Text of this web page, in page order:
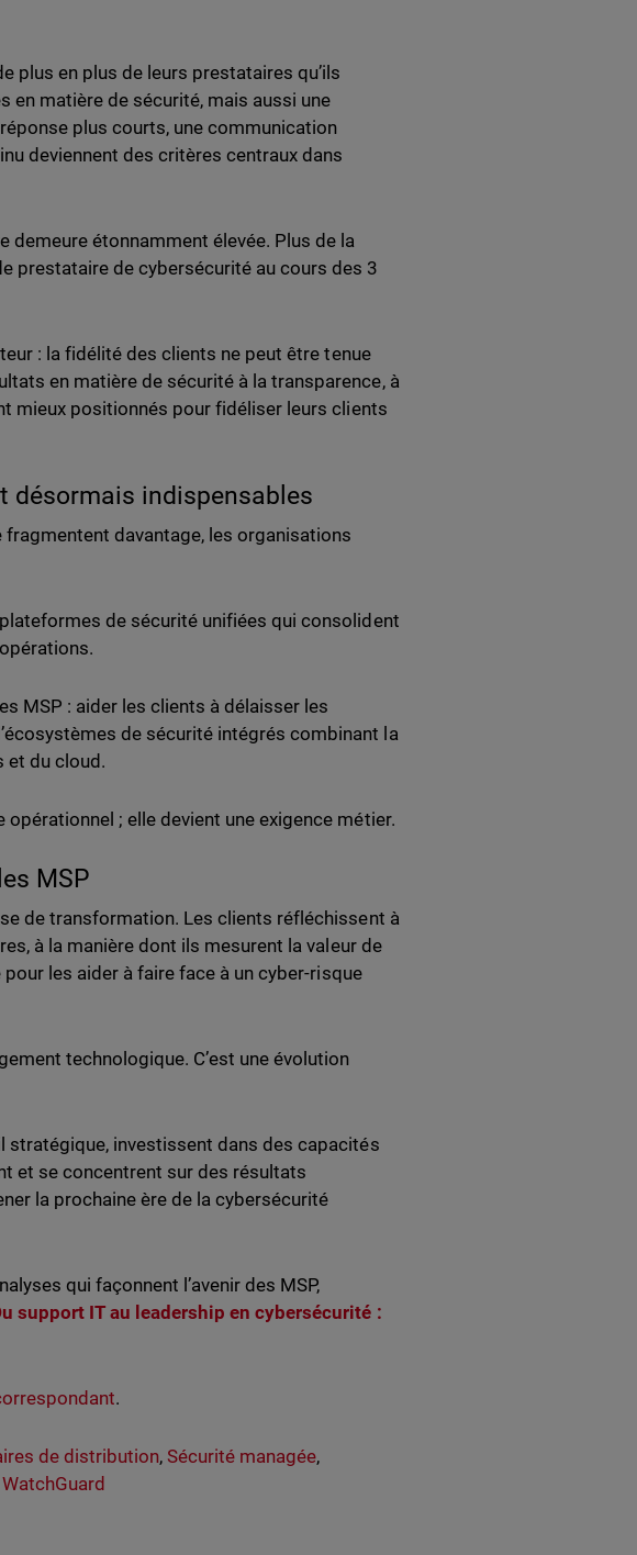
plus en plus de leurs prestataires qu’ils
matière de sécurité, mais aussi une
plus courts, une communication
deviennent des critères centraux dans
demeure étonnamment élevée. Plus de la
prestataire de cybersécurité au cours des 3
: la fidélité des clients ne peut être tenue
en matière de sécurité à la transparence, à
mieux positionnés pour fidéliser leurs clients
désormais indispensables
davantage, les organisations
de sécurité unifiées qui consolident
MSP : aider les clients à délaisser les
de sécurité intégrés combinant la
et du cloud.
; elle devient une exigence métier.
MSP
de transformation. Les clients réfléchissent à
à la manière dont ils mesurent la valeur de
les aider à faire face à un cyber-risque
technologique. C’est une évolution
investissent dans des capacités
et se concentrent sur des résultats
la prochaine ère de la cybersécurité
qui façonnent l’avenir des MSP,
support IT au leadership en cybersécurité :
.
de distribution,Sécurité managée,